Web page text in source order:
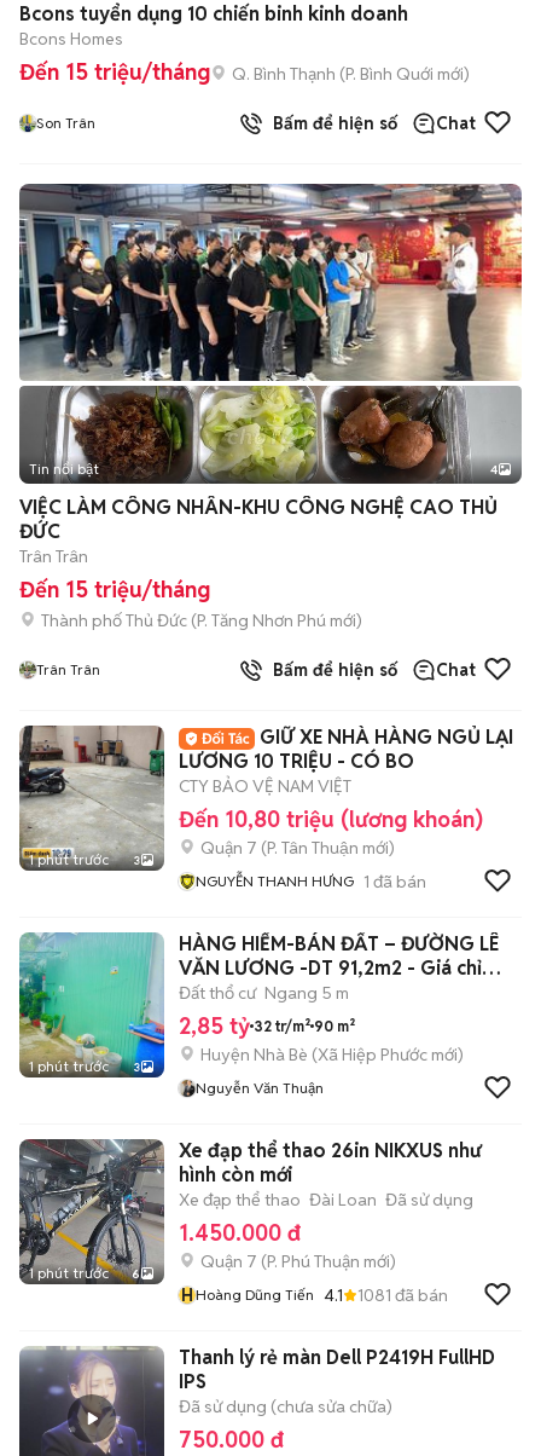
Bcons tuyển dụng 10 chiến binh kinh doanh
Bcons Homes
Đến 15 triệu/tháng Q. Bình Thạnh (P. Bình Quới mới)
Son Trân Bấm để hiện số Chat
Tin nổi bật 4
VIỆC LÀM CÔNG NHÂN-KHU CÔNG NGHỆ CAO THỦ
ĐỨC
Trân Trân
Đến 15 triệu/tháng
Thành phố Thủ Đức (P. Tăng Nhơn Phú mới)
Trân Trân Bấm để hiện số Chat
1 phút trước 3
GIỮ XE NHÀ HÀNG NGỦ LẠI
LƯƠNG 10 TRIỆU - CÓ BO
CTY BẢO VỆ NAM VIỆT
Đến 10,80 triệu (lương khoán)
Quận 7 (P. Tân Thuận mới)
NGUYỄN THANH HƯNG 1 đã bán
1 phút trước 3
HÀNG HIẾM-BÁN ĐẤT – ĐƯỜNG LÊ
VĂN LƯƠNG -DT 91,2m2 - Giá chỉ
2,85 tỷ
Đất thổ cư Ngang 5 m
2,85 tỷ 32 tr/m² 90 m²
Huyện Nhà Bè (Xã Hiệp Phước mới)
Nguyễn Văn Thuận
1 phút trước 6
Xe đạp thể thao 26in NIKXUS như
hình còn mới
Xe đạp thể thao Đài Loan Đã sử dụng
1.450.000 đ
Quận 7 (P. Phú Thuận mới)
HHoàng Dũng Tiến 4.1 1081 đã bán
Thanh lý rẻ màn Dell P2419H FullHD
IPS
Đã sử dụng (chưa sửa chữa)
750.000 đ